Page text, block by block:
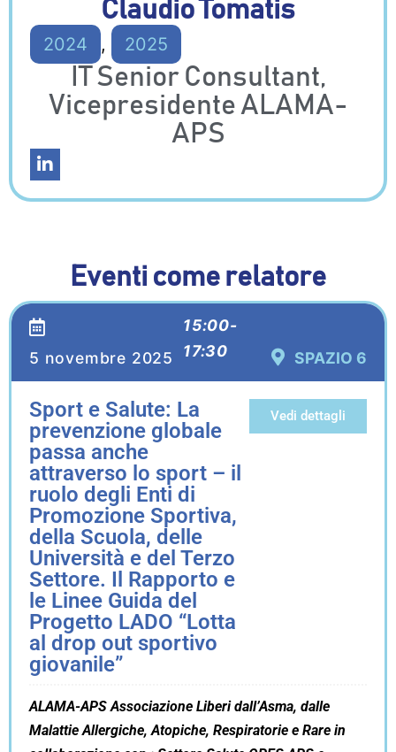
Claudio Tomatis
2024 , 2025
IT Senior Consultant,
Vicepresidente ALAMA-
APS
Eventi come relatore
5 novembre 2025
15:00-
17:30
SPAZIO 6
Sport e Salute: La
prevenzione globale
passa anche
attraverso lo sport – il
ruolo degli Enti di
Promozione Sportiva,
della Scuola, delle
Università e del Terzo
Settore. Il Rapporto e
le Linee Guida del
Progetto LADO “Lotta
al drop out sportivo
giovanile”
Vedi dettagli
ALAMA-APS Associazione Liberi dall’Asma, dalle
Malattie Allergiche, Atopiche, Respiratorie e Rare in